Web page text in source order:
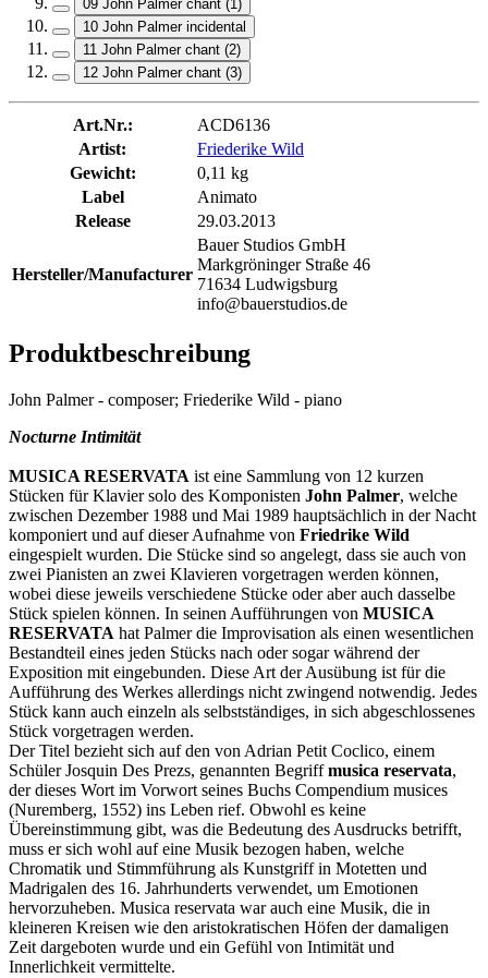
09 John Palmer chant (1)
10 John Palmer incidental
11 John Palmer chant (2)
12 John Palmer chant (3)
Art.Nr.:
ACD6136
Artist:
Friederike Wild
Gewicht:
0,11 kg
Label
Animato
Release
29.03.2013
Hersteller/Manufacturer
Bauer Studios GmbH
Markgröninger Straße 46
71634 Ludwigsburg
info@bauerstudios.de
Produktbeschreibung
John Palmer - composer; Friederike Wild - piano
Nocturne Intimität
MUSICA RESERVATA ist eine Sammlung von 12 kurzen
Stücken für Klavier solo des Komponisten John Palmer, welche
zwischen Dezember 1988 und Mai 1989 hauptsächlich in der Nacht
komponiert und auf dieser Aufnahme von Friedrike Wild
eingespielt wurden. Die Stücke sind so angelegt, dass sie auch von
zwei Pianisten an zwei Klavieren vorgetragen werden können,
wobei diese jeweils verschiedene Stücke oder aber auch dasselbe
Stück spielen können. In seinen Aufführungen von MUSICA
RESERVATA hat Palmer die Improvisation als einen wesentlichen
Bestandteil eines jeden Stücks nach oder sogar während der
Exposition mit eingebunden. Diese Art der Ausübung ist für die
Aufführung des Werkes allerdings nicht zwingend notwendig. Jedes
Stück kann auch einzeln als selbstständiges, in sich abgeschlossenes
Stück vorgetragen werden.
Der Titel bezieht sich auf den von Adrian Petit Coclico, einem
Schüler Josquin Des Prezs, genannten Begriffmusica reservata,
der dieses Wort im Vorwort seines Buchs Compendium musices
(Nuremberg, 1552) ins Leben rief. Obwohl es keine
Übereinstimmung gibt, was die Bedeutung des Ausdrucks betrifft,
muss er sich wohl auf eine Musik bezogen haben, welche
Chromatik und Stimmführung als Kunstgriff in Motetten und
Madrigalen des 16. Jahrhunderts verwendet, um Emotionen
hervorzuheben. Musica reservata war auch eine Musik, die in
kleineren Kreisen wie den aristokratischen Höfen der damaligen
Zeit dargeboten wurde und ein Gefühl von Intimität und
Innerlichkeit vermittelte.